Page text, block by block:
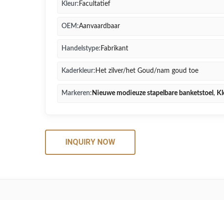
Kleur: Facultatief
OEM:Aanvaardbaar
Handelstype: Fabrikant
Kaderkleur: Het zilver/het Goud/nam goud toe
Markeren: Nieuwe modieuze stapelbare banketstoel ,
INQUIRY NOW